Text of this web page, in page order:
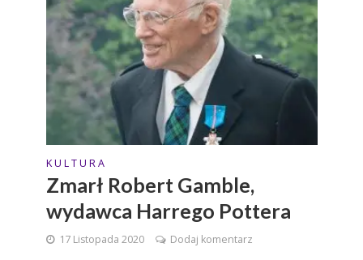
K U L T U R A
Zmarł Robert Gamble,
wydawca Harrego Pottera
17 Listopada 2020 Dodaj komentarz